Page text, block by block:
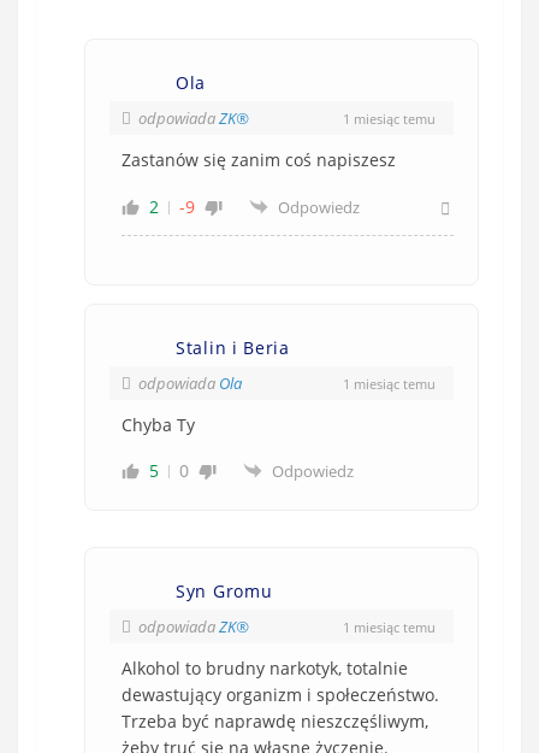
Ola
odpowiadaZK®️ 1 miesiąc temu
Zastanów się zanim coś napiszesz
2 -9 Odpowiedz
Stalin i Beria
odpowiada Ola 1 miesiąc temu
Chyba Ty
5
0 Odpowiedz
Syn Gromu
odpowiadaZK®️ 1 miesiąc temu
Alkohol to brudny narkotyk, totalnie
dewastujący organizm i społeczeństwo.
Trzeba być naprawdę nieszczęśliwym,
żeby truć się na własne życzenie.